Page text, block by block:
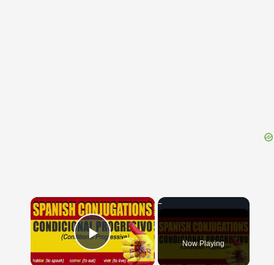
×
Play Video Now Playing